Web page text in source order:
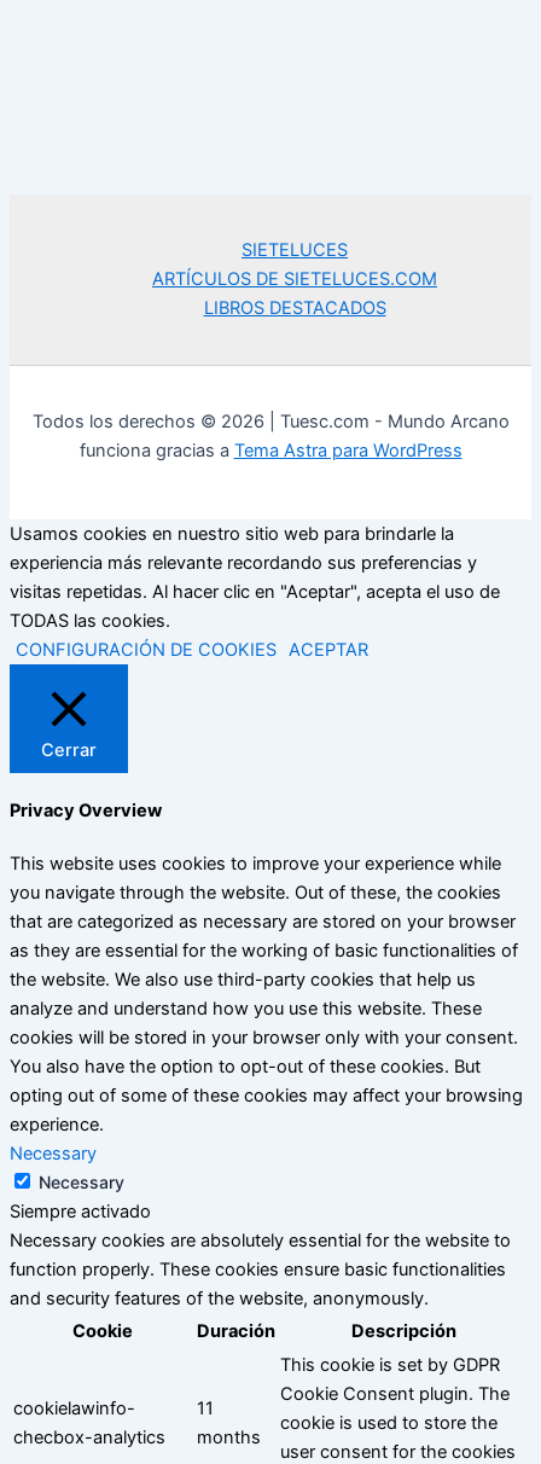
SIETELUCES
ARTÍCULOS DE SIETELUCES.COM
LIBROS DESTACADOS
Todos los derechos © 2026 | Tuesc.com - Mundo Arcano
funciona gracias a Tema Astra para WordPress
Usamos cookies en nuestro sitio web para brindarle la
experiencia más relevante recordando sus preferencias y
visitas repetidas. Al hacer clic en "Aceptar", acepta el uso de
TODAS las cookies.
CONFIGURACIÓN DE COOKIES ACEPTAR
Cerrar
Privacy Overview
This website uses cookies to improve your experience while
you navigate through the website. Out of these, the cookies
that are categorized as necessary are stored on your browser
as they are essential for the working of basic functionalities of
the website. We also use third-party cookies that help us
analyze and understand how you use this website. These
cookies will be stored in your browser only with your consent.
You also have the option to opt-out of these cookies. But
opting out of some of these cookies may affect your browsing
experience.
Necessary
Necessary
Siempre activado
Necessary cookies are absolutely essential for the website to
function properly. These cookies ensure basic functionalities
and security features of the website, anonymously.
Cookie
Duración Descripción
cookielawinfo-
checbox-analytics
11
months
This cookie is set by GDPR
Cookie Consent plugin. The
cookie is used to store the
user consent for the cookies